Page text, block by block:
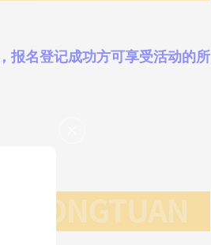
报名登记成功方可享受活动的所